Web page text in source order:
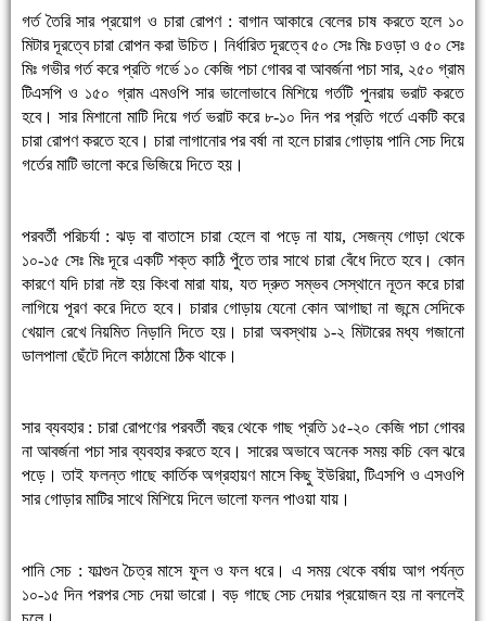
গর্ত তৈরি সার প্রয়োগ ও চারা রোপণ : বাগান আকারে বেলের চাষ করতে হলে ১০
মিটার দূরত্বে চারা রোপন করা উচিত। নির্ধারিত দূরত্বে ৫০ সেঃ মিঃ চওড়া ও ৫০ সেঃ
মিঃ গভীর গর্ত করে প্রতি গর্ভে ১০ কেজি পচা গোবর বা আবর্জনা পচা সার, ২৫০ গ্রাম
টিএসপি ও ১৫০ গ্রাম এমওপি সার ভালোভাবে মিশিয়ে গর্তটি পুনরায় ভরাট করতে
হবে। সার মিশানো মাটি দিয়ে গর্ত ভরাট করে ৮-১০ দিন পর প্রতি গর্তে একটি করে
চারা রোপণ করতে হবে। চারা লাগানোর পর বর্ষা না হলে চারার গোড়ায় পানি সেচ দিয়ে
গর্তের মাটি ভালো করে ভিজিয়ে দিতে হয়।
পরবর্তী পরিচর্যা : ঝড় বা বাতাসে চারা হেলে বা পড়ে না যায়, সেজন্য গোড়া থেকে
১০-১৫ সেঃ মিঃ দূরে একটি শক্ত কাঠি পুঁতে তার সাথে চারা বেঁধে দিতে হবে। কোন
কারণে যদি চারা নষ্ট হয় কিংবা মারা যায়, যত দ্রুত সম্ভব সেস্থানে নূতন করে চারা
লাগিয়ে পূরণ করে দিতে হবে। চারার গোড়ায় যেনো কোন আগাছা না জন্মে সেদিকে
খেয়াল রেখে নিয়মিত নিড়ানি দিতে হয়। চারা অবস্থায় ১-২ মিটারের মধ্য গজানো
ডালপালা ছেঁটে দিলে কাঠামো ঠিক থাকে।
সার ব্যবহার : চারা রোপণের পরবর্তী বছর থেকে গাছ প্রতি ১৫-২০ কেজি পচা গোবর
না আবর্জনা পচা সার ব্যবহার করতে হবে। সারের অভাবে অনেক সময় কচি বেল ঝরে
পড়ে। তাই ফলন্ত গাছে কার্তিক অগ্রহায়ণ মাসে কিছু ইউরিয়া, টিএসপি ও এসওপি
সার গোড়ার মাটির সাথে মিশিয়ে দিলে ভালো ফলন পাওয়া যায়।
পানি সেচ : ফাল্গুন চৈত্র মাসে ফুল ও ফল ধরে। এ সময় থেকে বর্ষায় আগ পর্যন্ত
১০-১৫ দিন পরপর সেচ দেয়া ভারো। বড় গাছে সেচ দেয়ার প্রয়োজন হয় না বললেই